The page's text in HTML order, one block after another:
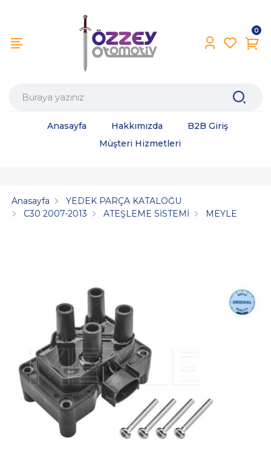
0
Anasayfa Hakkımızda
B2B Giriş
Müşteri Hizmetleri
Anasayfa
YEDEK PARÇA KATALOĞU
C30 2007-2013
ATEŞLEME SİSTEMİ MEYLE